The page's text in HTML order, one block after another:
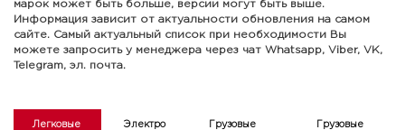
марок может быть больше, версии могут быть выше.
Информация зависит от актуальности обновления на самом
сайте. Самый актуальный список при необходимости Вы
можете запросить у менеджера через чат Whatsapp, Viber, VK,
Telegram, эл. почта.
Легковые
Электро
Грузовые
Грузовые